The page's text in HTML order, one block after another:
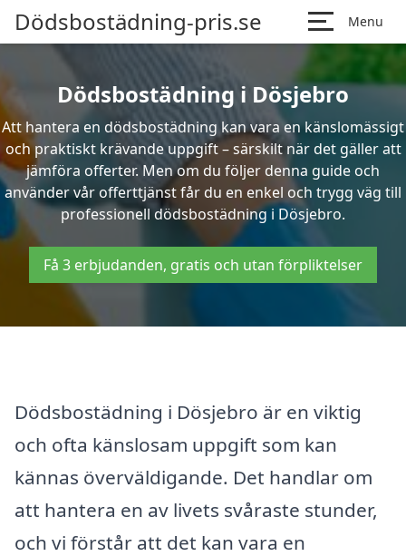
Dödsbostädning-pris.se Menu
Dödsbostädning i Dösjebro
Att hantera en dödsbostädning kan vara en känslomässigt
och praktiskt krävande uppgift – särskilt när det gäller att
jämföra offerter. Men om du följer denna guide och
använder vår offerttjänst får du en enkel och trygg väg till
professionell dödsbostädning i Dösjebro.
Få 3 erbjudanden, gratis och utan förpliktelser
Dödsbostädning i Dösjebro är en viktig
och ofta känslosam uppgift som kan
kännas överväldigande. Det handlar om
att hantera en av livets svåraste stunder,
och vi förstår att det kan vara en